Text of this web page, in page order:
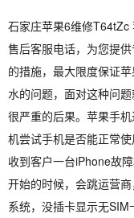
石家庄苹果6维修T64tZc
售后客服电话，为您提
的措施，最大限度保证
水的问题，面对这种问
很严重的后果。苹果手
机尝试手机是否能正常
收到客户一台iPhone故
开始的时候，会跳运营
系统，没插卡显示无